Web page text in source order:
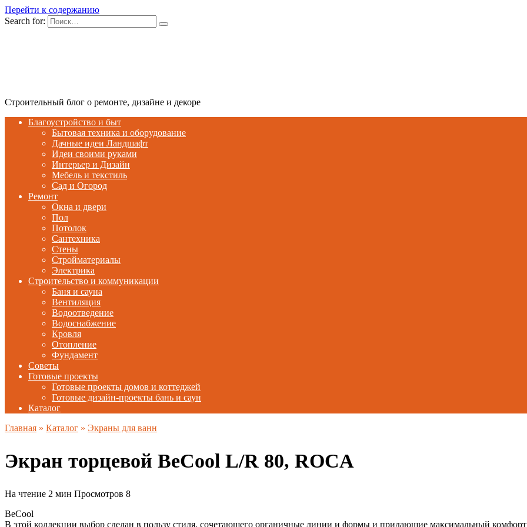
Перейти к содержанию
Search for:
Строительный блог о ремонте, дизайне и декоре
Благоустройство и быт
Бытовая техника и оборудование
Дачные идеи Ландшафт
Идеи своими руками
Интерьер и Дизайн
Мебель и текстиль
Сад и Огород
Ремонт
Окна и двери
Пол
Потолок
Сантехника
Стены
Стройматериалы
Электрика
Строительство и коммуникации
Баня и сауна
Вентиляция
Водоотведение
Водоснабжение
Кровля
Отопление
Фундамент
Советы
Готовые проекты
Готовые проекты домов и коттеджей
Готовые дизайн-проекты бань и саун
Каталог
Главная » Каталог » Экраны для ванн
Экран торцевой BeCool L/R 80, ROCA
На чтение 2 мин Просмотров 8
BeCool
В этой коллекции выбор сделан в пользу стиля, сочетающего органичные линии и формы и придающие максимальный комфорт